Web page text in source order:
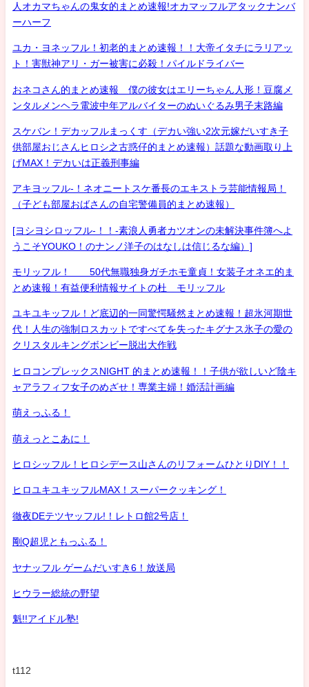
人オカマちゃんの鬼女的まとめ速報!オカマッフルアタックナンバ
ーハーフ
ユカ・ヨネッフル！初老的まとめ速報！！大帝イタチにラリアッ
ト！害獣神アリ・ガー被害に必殺！パイルドライバー
おネコさん的まとめ速報 僕の彼女はエリーちゃん人形！豆腐メ
ンタルメンヘラ電波中年アルバイターのぬいぐるみ男子末路編
スケバン！デカッフルまっくす（デカい強い2次元嫁だいすき子
供部屋おじさんヒロシ之古惑仔的まとめ速報）話題な動画取り上
げMAX！デカいは正義刑事編
アキヨッフル-！ネオニートスケ番長のエキストラ芸能情報局！
（子ども部屋おばさんの自宅警備員的まとめ速報）
[ヨシヨシロッフル-！！-素浪人勇者カツオンの未解決事件簿へよ
うこそYOUKO！のナンノ洋子のはなしは信じるな編）]
モリッフル！ 50代無職独身ガチホモ童貞！女装子オネエ的ま
とめ速報！有益便利情報サイトの杜 モリッフル
ユキユキッフル！ど底辺的一同驚愕騒然まとめ速報！超氷河期世
代！人生の強制ロスカットですべてを失ったキグナス氷子の愛の
クリスタルキングボンビー脱出大作戦
ヒロコンプレックスNIGHT 的まとめ速報！！子供が欲しいど陰キ
ャアラフィフ女子のめざせ！専業主婦！婚活計画編
萌えっふる！
萌えっとこあに！
ヒロシッフル！ヒロシデース山さんのリフォームひとりDIY！！
ヒロユキユキッフルMAX！スーパークッキング！
徹夜DEテツヤッフル!！レトロ館2号店！
剛Q超児ともっふる！
ヤナッフル ゲームだいすき6！放送局
ヒウラー総統の野望
魁!!アイドル塾!
t112